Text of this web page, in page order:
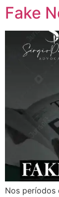
Fake
Nos